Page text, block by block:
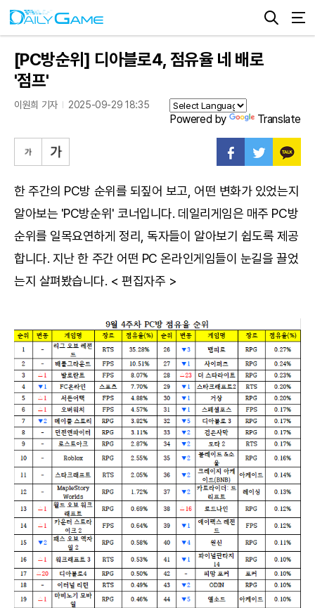
[PC방순위] 디아블로4, 점유율 네 배로
'점프'
이원희 기자 2025-09-29 18:35
Powered by Translate
한 주간의 PC방 순위를 되짚어 보고, 어떤 변화가 있었는지
알아보는 'PC방순위' 코너입니다. 데일리게임은 매주 PC방
순위를 일목요연하게 정리, 독자들이 알아보기 쉽도록 제공
합니다. 지난 한 주간 어떤 PC 온라인게임들이 눈길을 끌었
는지 살펴봤습니다. < 편집자주 >